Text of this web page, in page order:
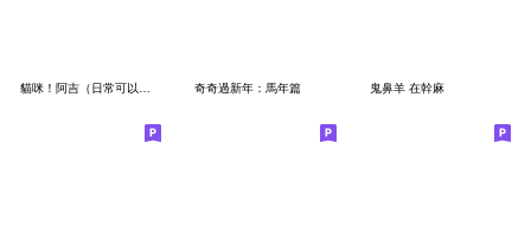
奇奇過新年：馬年篇 鬼鼻羊 在幹麻